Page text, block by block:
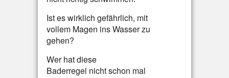
Ist es wirklich gefährlich, mit
vollem Magen ins Wasser zu
gehen?
Wer hat diese
Baderregel nicht schon mal